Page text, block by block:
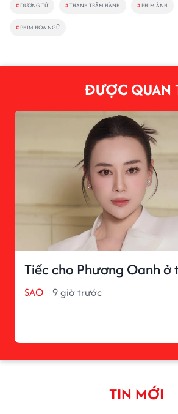
# DƯƠNG TỬ #THANH TRÂM HÀNH # PHIM ẢNH
# PHIM HOA NGỮ
ĐƯỢC QUAN
Tiếc cho Phương Oanh ở
SAO 9 giờ trước
TIN MỚI